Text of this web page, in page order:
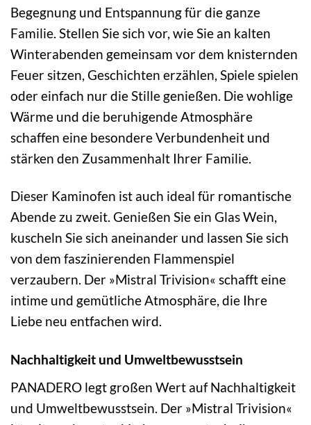
Begegnung und Entspannung für die ganze
Familie. Stellen Sie sich vor, wie Sie an kalten
Winterabenden gemeinsam vor dem knisternden
Feuer sitzen, Geschichten erzählen, Spiele spielen
oder einfach nur die Stille genießen. Die wohlige
Wärme und die beruhigende Atmosphäre
schaffen eine besondere Verbundenheit und
stärken den Zusammenhalt Ihrer Familie.
Dieser Kaminofen ist auch ideal für romantische
Abende zu zweit. Genießen Sie ein Glas Wein,
kuscheln Sie sich aneinander und lassen Sie sich
von dem faszinierenden Flammenspiel
verzaubern. Der »Mistral Trivision« schafft eine
intime und gemütliche Atmosphäre, die Ihre
Liebe neu entfachen wird.
Nachhaltigkeit und Umweltbewusstsein
PANADERO legt großen Wert auf Nachhaltigkeit
und Umweltbewusstsein. Der »Mistral Trivision«